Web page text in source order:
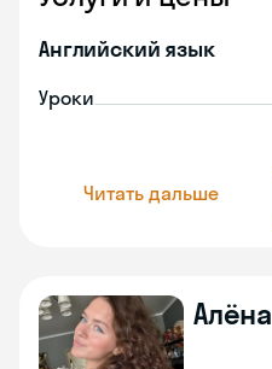
Английский язык
Уроки
Читать дальше
Алёна